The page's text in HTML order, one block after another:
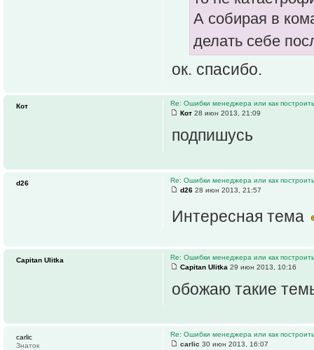
А собирая в
делать себе
ок. спасибо.
Re: Ошибки менеджера или как построить
Кот 28 июн 2013, 21:09
подпишусь
Кот
Re: Ошибки менеджера или как построить
d26 28 июн 2013, 21:57
Интересная тема
d26
Re: Ошибки менеджера или как построить
Capitan Ulitka 29 июн 2013, 10:16
обожаю такие
Capitan Ulitka
Re: Ошибки менеджера или как построить
carlic 30 июн 2013, 16:07
carlic
Знаток